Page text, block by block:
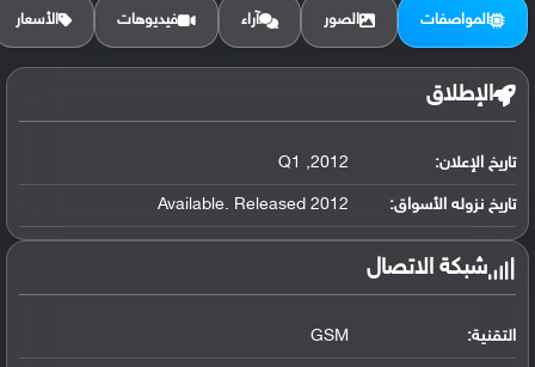
المواصفات الصور آراء فيديوهات الأسعار
الإطلاق
تاريخ الإعلان: 2012, Q1
تاريخ نزوله الأسواق: Available. Released 2012
شبكة الاتصال
التقنية: GSM